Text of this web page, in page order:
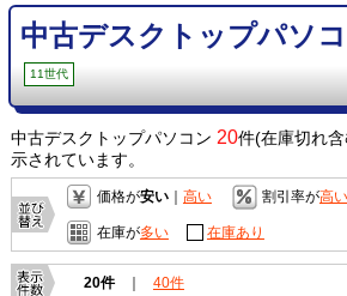
中古デスクトップパソ
11世代
中古デスクトップパソコン 20件(在庫切れ
示されています。
価格が安い｜ 高い 割引率が高い
在庫が多い 在庫あり
20件 ｜ 40件